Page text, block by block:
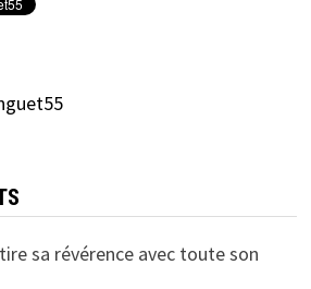
sa révérence avec toute son